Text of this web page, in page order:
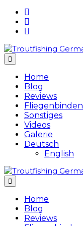
Skip
content
Home
Blog
Reviews
Fliegenbinden
Sonstiges
Videos
Galerie
Deutsch
English
Home
Blog
Reviews